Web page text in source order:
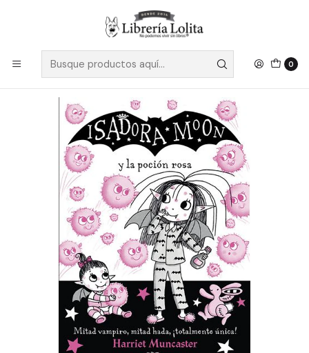
0
Despacho a todo Chile